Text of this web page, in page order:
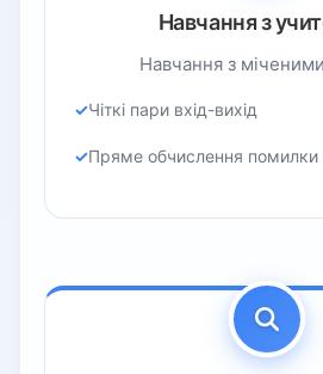
Навчання з
Навчання з
Чіткі пари вхід-вихід
Пряме обчислення помилки